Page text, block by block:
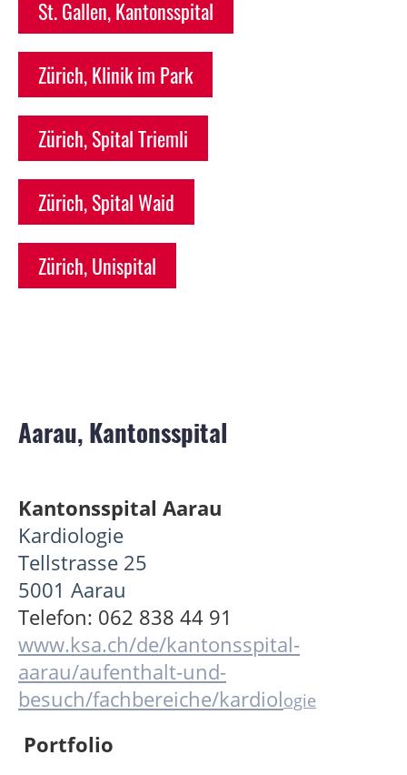
St. Gallen, Kantonsspital
Zürich, Klinik im Park
Zürich, Spital Triemli
Zürich, Spital Waid
Zürich, Unispital
Aarau, Kantonsspital
Kantonsspital Aarau
Kardiologie
Tellstrasse 25
5001 Aarau
Telefon: 062 838 44 91
www.ksa.ch/de/kantonsspital-
aarau/aufenthalt-und-
besuch/fachbereiche/kardiologie
Portfolio